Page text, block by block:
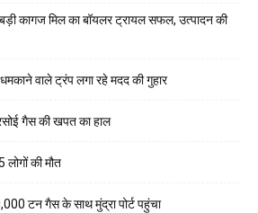
कागज मिल का बॉयलर ट्रायल सफल, उत्पादन की
वाले ट्रंप लगा रहे मदद की गुहार
गैस की खपत का हाल
की मौत
टन गैस के साथ मुंद्रा पोर्ट पहुंचा